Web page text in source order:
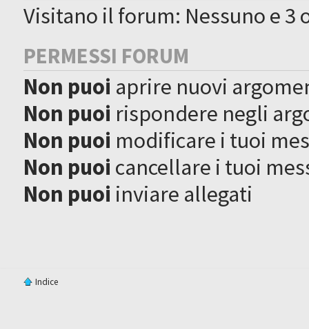
Visitano il forum: Nessuno e 3
PERMESSI FORUM
Non puoi aprire nuovi
Non puoi rispondere negli
Non puoi modificare i tuoi
Non puoi cancellare i tuoi
Non puoi inviare allegati
Indice